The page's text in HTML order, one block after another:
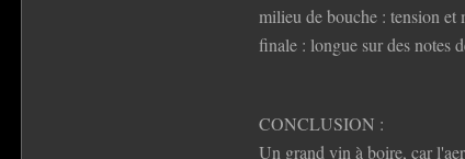
milieu de bouche : tension et
finale : longue sur des notes
CONCLUSION :
Un grand vin à boire, car